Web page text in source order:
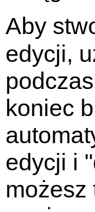
Aby
edycji,
koniec
edycji i
możesz